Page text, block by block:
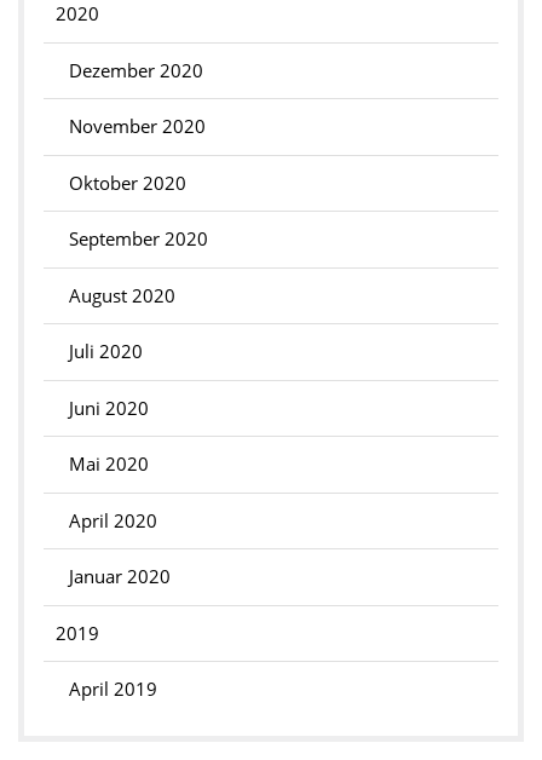
2020
Dezember 2020
November 2020
Oktober 2020
September 2020
August 2020
Juli 2020
Juni 2020
Mai 2020
April 2020
Januar 2020
2019
April 2019